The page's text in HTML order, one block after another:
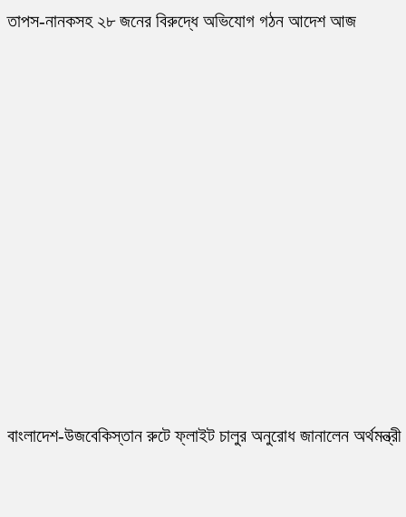
তাপস-নানকসহ ২৮ জনের বিরুদ্ধে অভিযোগ গঠন আদেশ আজ
বাংলাদেশ-উজবেকিস্তান রুটে ফ্লাইট চালুর অনুরোধ জানালেন অর্থমন্ত্রী